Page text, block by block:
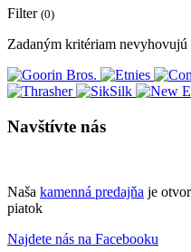
Filter (0)
Zadaným kritériam
Navštívte nás
Naša kamenná predajňa je
piatok
Najdete nás na Facebooku